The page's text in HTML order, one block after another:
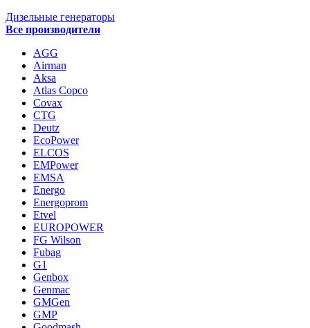
Дизельные генераторы
Все производители
AGG
Airman
Aksa
Atlas Copco
Covax
CTG
Deutz
EcoPower
ELCOS
EMPower
EMSA
Energo
Energoprom
Etvel
EUROPOWER
FG Wilson
Fubag
G1
Genbox
Genmac
GMGen
GMP